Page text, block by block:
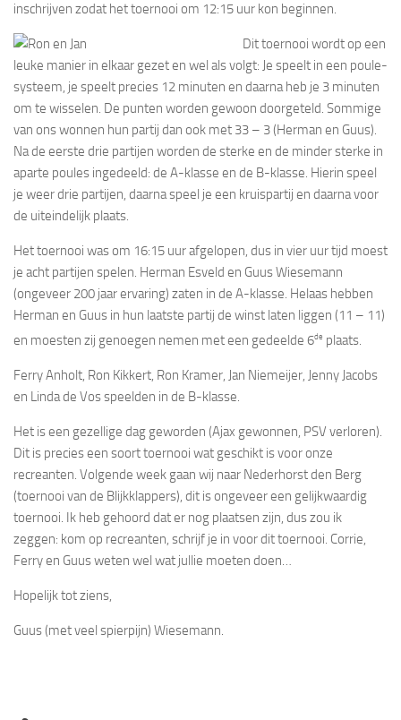
inschrijven zodat het toernooi om 12:15 uur kon beginnen.
Dit toernooi wordt op een
leuke manier in elkaar gezet en wel als volgt: Je speelt in een poule-
systeem, je speelt precies 12 minuten en daarna heb je 3 minuten
om te wisselen. De punten worden gewoon doorgeteld. Sommige
van ons wonnen hun partij dan ook met 33 – 3 (Herman en Guus).
Na de eerste drie partijen worden de sterke en de minder sterke in
aparte poules ingedeeld: de A-klasse en de B-klasse. Hierin speel
je weer drie partijen, daarna speel je een kruispartij en daarna voor
de uiteindelijk plaats.
Het toernooi was om 16:15 uur afgelopen, dus in vier uur tijd moest
je acht partijen spelen. Herman Esveld en Guus Wiesemann
(ongeveer 200 jaar ervaring) zaten in de A-klasse. Helaas hebben
Herman en Guus in hun laatste partij de winst laten liggen (11 – 11)
en moesten zij genoegen nemen met een gedeelde 6de plaats.
Ferry Anholt, Ron Kikkert, Ron Kramer, Jan Niemeijer, Jenny Jacobs
en Linda de Vos speelden in de B-klasse.
Het is een gezellige dag geworden (Ajax gewonnen, PSV verloren).
Dit is precies een soort toernooi wat geschikt is voor onze
recreanten. Volgende week gaan wij naar Nederhorst den Berg
(toernooi van de Blijkklappers), dit is ongeveer een gelijkwaardig
toernooi. Ik heb gehoord dat er nog plaatsen zijn, dus zou ik
zeggen: kom op recreanten, schrijf je in voor dit toernooi. Corrie,
Ferry en Guus weten wel wat jullie moeten doen…
Hopelijk tot ziens,
Guus (met veel spierpijn) Wiesemann.